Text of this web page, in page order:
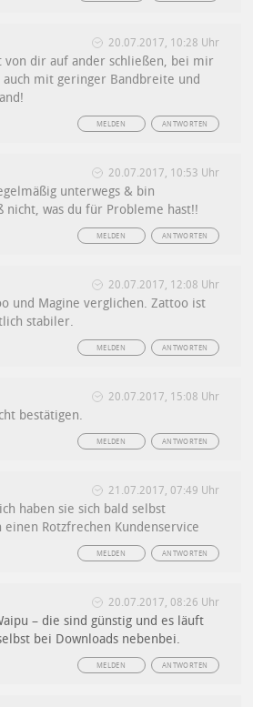
20.07.2017, 10:28 Uhr
von dir auf ander schließen, bei mir
mit geringer Bandbreite und
ANTWORTEN
MELDEN
20.07.2017, 10:53 Uhr
unterwegs & bin
nicht, was du für Probleme hast!!
ANTWORTEN
MELDEN
20.07.2017, 12:08 Uhr
und Magine verglichen. Zattoo ist
stabiler.
ANTWORTEN
MELDEN
20.07.2017, 15:08 Uhr
bestätigen.
ANTWORTEN
MELDEN
21.07.2017, 07:49 Uhr
haben sie sich bald selbst
Rotzfrechen Kundenservice
ANTWORTEN
MELDEN
20.07.2017, 08:26 Uhr
– die sind günstig und es läuft
bei Downloads nebenbei.
ANTWORTEN
MELDEN